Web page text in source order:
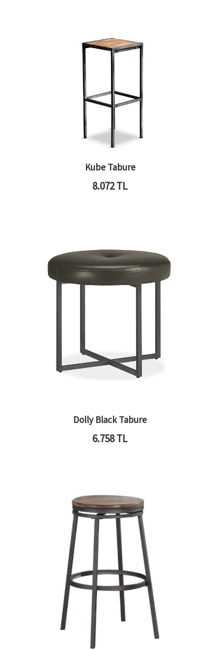
Kube Tabure
8.072TL
Dolly Black Tabure
6.758TL